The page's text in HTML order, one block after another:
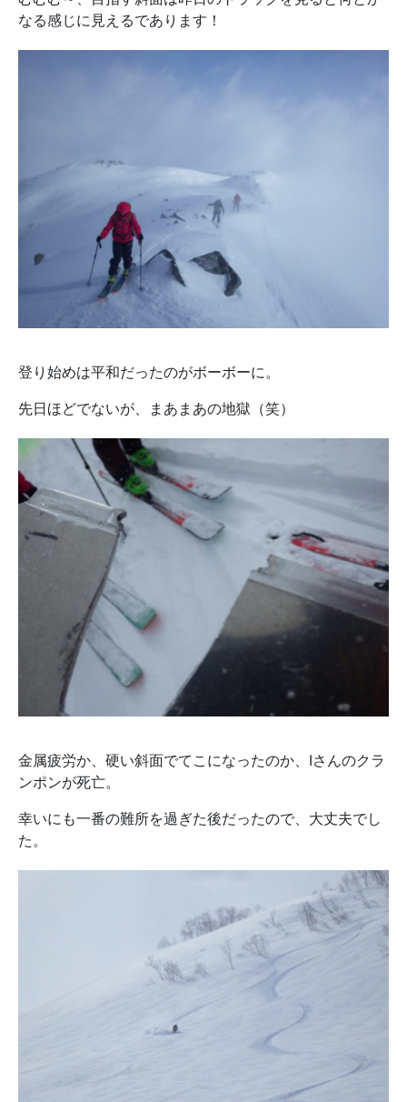
なる感じに見えるであります！
登り始めは平和だったのがボーボーに。
先日ほどでないが、まあまあの地獄（笑）
金属疲労か、硬い斜面でてこになったのか、Iさんのクラ
ンポンが死亡。
幸いにも一番の難所を過ぎた後だったので、大丈夫でし
た。